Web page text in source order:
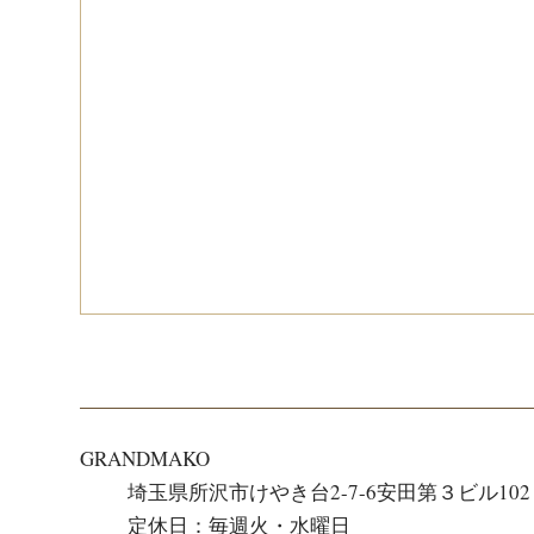
GRANDMAKO
埼玉県所沢市けやき台2-7-6安田第３ビル102
定休日：毎週火・水曜日